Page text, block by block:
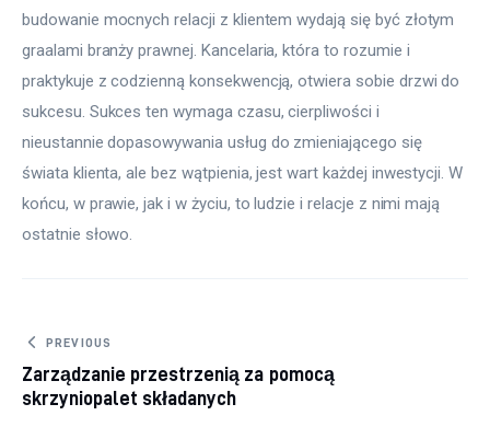
budowanie mocnych relacji z klientem wydają się być złotym
graalami branży prawnej. Kancelaria, która to rozumie i
praktykuje z codzienną konsekwencją, otwiera sobie drzwi do
sukcesu. Sukces ten wymaga czasu, cierpliwości i
nieustannie dopasowywania usług do zmieniającego się
świata klienta, ale bez wątpienia, jest wart każdej inwestycji. W
końcu, w prawie, jak i w życiu, to ludzie i relacje z nimi mają
ostatnie słowo.
Nawigacja wpisu
PREVIOUS
Zarządzanie przestrzenią za pomocą
skrzyniopalet składanych